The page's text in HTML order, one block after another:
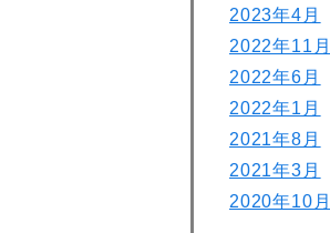
2023年4月
2022年11月
2022年6月
2022年1月
2021年8月
2021年3月
2020年10月